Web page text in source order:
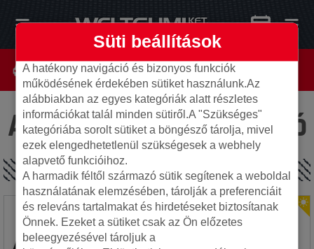
Az oldal nem található
SPECIÁLIS AJÁNLATOK
Süti beállítások
A hatékony navigáció és bizonyos funkciók
működésének érdekében sütiket használunk.Az
alábbiakban az egyes kategóriák alatt részletes
információkat talál minden sütiről.A "Szükséges"
kategóriába sorolt sütiket a böngésző tárolja, mivel
ezek elengedhetetlenül szükségesek a webhely
alapvető funkcióihoz.
A harmadik féltől származó sütik segítenek a weboldal
használatának elemzésében, tárolják a preferenciáit
és releváns tartalmakat és hirdetéseket biztosítanak
Önnek. Ezeket a sütiket csak az Ön előzetes
beleegyezésével tároljuk a